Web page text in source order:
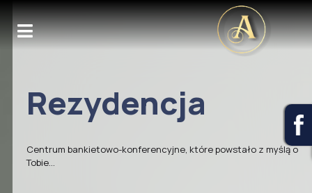
Rezydencja
Centrum bankietowo-konferencyjne, które powstało z myślą o
Tobie...